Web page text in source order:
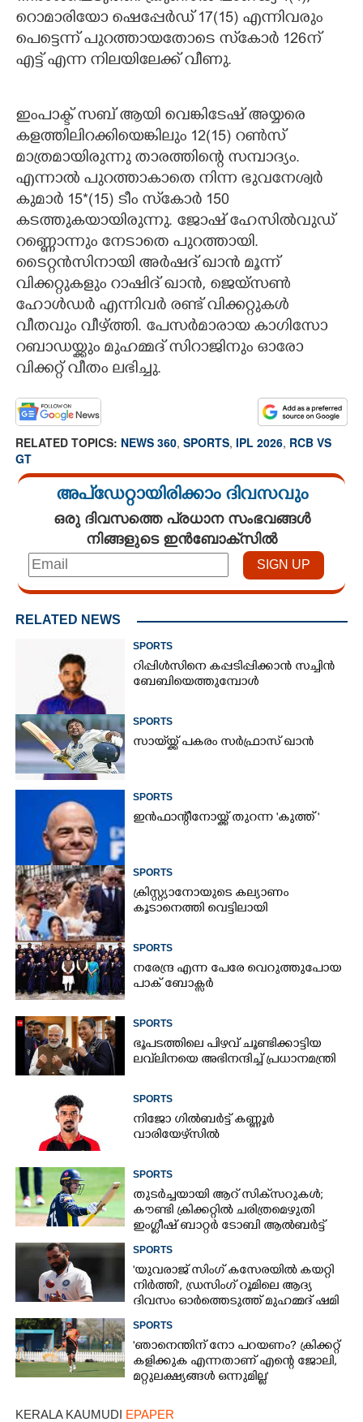
റൊമാരിയോ ഷെപ്പേര്‍ഡ് 17(15) എന്നിവരും
പെട്ടെന്ന് പുറത്തായതോടെ സ്‌കോര്‍ 126ന്
എട്ട് എന്ന നിലയിലേക്ക് വീണു.
ഇംപാക്ട് സബ് ആയി വെങ്കിടേഷ് അയ്യരെ
കളത്തിലിറക്കിയെങ്കിലും 12(15) റണ്‍സ്
മാത്രമായിരുന്നു താരത്തിന്റെ സമ്പാദ്യം.
എന്നാല്‍ പുറത്താകാതെ നിന്ന ഭുവനേശ്വര്‍
കുമാര്‍ 15*(15) ടീം സ്‌കോര്‍ 150
കടത്തുകയായിരുന്നു. ജോഷ് ഹേസില്‍വുഡ്
റണ്ണൊന്നും നേടാതെ പുറത്തായി.
ടൈറ്റന്‍സിനായി അര്‍ഷദ് ഖാന്‍ മൂന്ന്
വിക്കറ്റുകളും റാഷിദ് ഖാന്‍, ജെയ്സണ്‍
ഹോള്‍ഡര്‍ എന്നിവര്‍ രണ്ട് വിക്കറ്റുകള്‍
വീതവും വീഴ്ത്തി. പേസര്‍മാരായ കാഗിസോ
റബാഡയ്ക്കും മുഹമ്മദ് സിറാജിനും ഓരോ
വിക്കറ്റ് വീതം ലഭിച്ചു.
RELATED TOPICS: NEWS 360, SPORTS, IPL 2026, RCB VS
GT
അപ്ഡേറ്റായിരിക്കാം ദിവസവും
ഒരു ദിവസത്തെ പ്രധാന സംഭവങ്ങൾ
നിങ്ങളുടെ ഇൻബോക്സിൽ
RELATED NEWS
SPORTS
റിപ്പിൾസിനെ കപ്പടിപ്പിക്കാൻ സച്ചിൻ
ബേബിയെത്തുമ്പോൾ
SPORTS
സായ്‌യ്ക്ക് പകരം സർഫ്രാസ് ഖാൻ
SPORTS
ഇൻഫാന്റീനോയ്ക്ക് തുറന്ന 'കുത്ത് '
SPORTS
ക്രിസ്റ്റ്യാനോയുടെ കല്യാണം
കൂടാനെത്തി വെട്ടിലായി
SPORTS
നരേന്ദ്ര എന്ന പേരേ വെറുത്തുപോയ
പാക് ബോക്സർ
SPORTS
ഭൂപടത്തിലെ പിഴവ് ചൂണ്ടിക്കാട്ടിയ
ലവ്‌ലിനയെ അഭിനന്ദിച്ച് പ്രധാനമന്ത്രി
SPORTS
നിജോ ഗിൽബർട്ട് കണ്ണൂർ
വാരിയേഴ്‌സിൽ
SPORTS
തുടർച്ചയായി ആറ് സിക്‌സറുകൾ;
കൗണ്ടി ക്രിക്കറ്റിൽ ചരിത്രമെഴുതി
ഇംഗ്ലീഷ് ബാറ്റർ ടോബി ആൽബർട്ട്
SPORTS
'യുവരാജ് സിംഗ് കസേരയിൽ കയറ്റി
നിർത്തി',​ ഡ്രസിംഗ് റൂമിലെ ആദ്യ
ദിവസം ഓർത്തെടുത്ത് മുഹമ്മദ് ഷമി
SPORTS
'ഞാനെന്തിന് നോ പറയണം? ക്രിക്കറ്റ്
കളിക്കുക എന്നതാണ് എന്റെ ജോലി,
മറ്റുലക്ഷ്യങ്ങൾ ഒന്നുമില്ല'
KERALA KAUMUDI EPAPER